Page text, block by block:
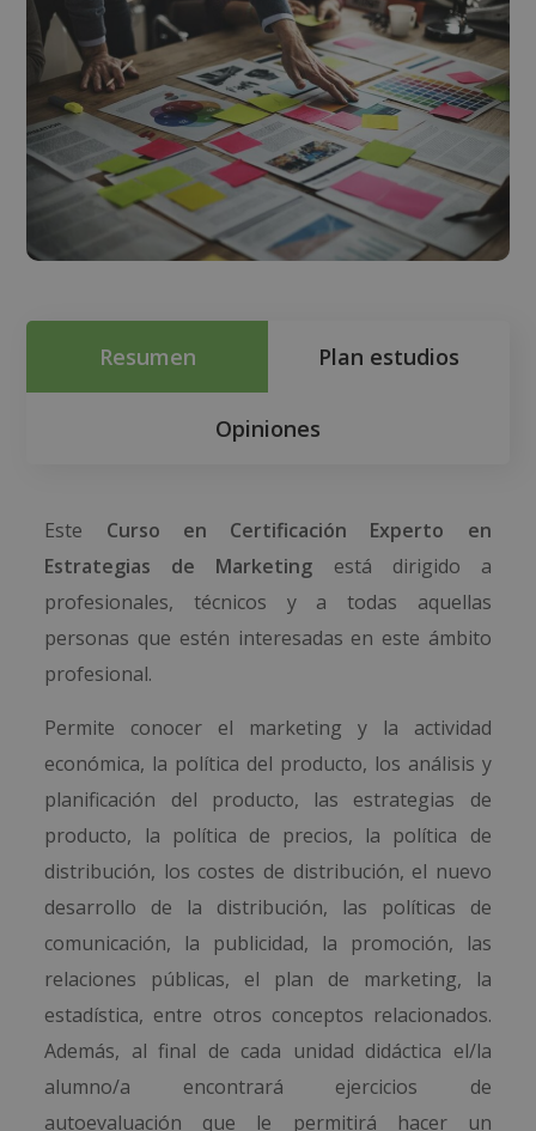
Resumen Plan estudios
Opiniones
Este Curso en Certificación Experto en
Estrategias de Marketing está dirigido a
profesionales, técnicos y a todas aquellas
personas que estén interesadas en este ámbito
profesional.
Permite conocer el marketing y la actividad
económica, la política del producto, los análisis y
planificación del producto, las estrategias de
producto, la política de precios, la política de
distribución, los costes de distribución, el nuevo
desarrollo de la distribución, las políticas de
comunicación, la publicidad, la promoción, las
relaciones públicas, el plan de marketing, la
estadística, entre otros conceptos relacionados.
Además, al final de cada unidad didáctica el/la
alumno/a encontrará ejercicios de
autoevaluación que le permitirá hacer un